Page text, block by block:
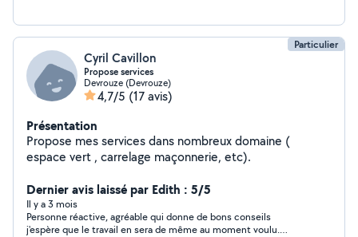
Particulier
Cyril Cavillon
Propose services
Devrouze (Devrouze)
4,7/5 (17 avis)
Présentation
Propose mes services dans nombreux domaine (
espace vert , carrelage maçonnerie, etc).
Dernier avis laissé par Edith : 5/5
Il y a 3 mois
Personne réactive, agréable qui donne de bons conseils
j'espère que le travail en sera de même au moment voulu.